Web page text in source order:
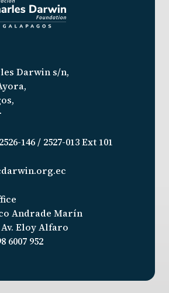
Darwin s/n,
146 / 2527-013 Ext 101
Andrade Marín
Av. Eloy Alfaro
6007 952